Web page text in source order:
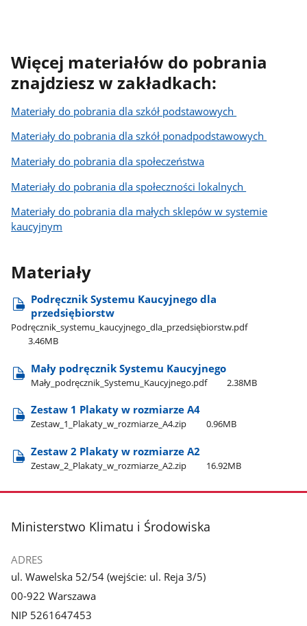
Więcej materiałów do pobrania
znajdziesz w zakładkach:
Materiały do pobrania dla szkół podstawowych
Materiały do pobrania dla szkół ponadpodstawowych
Materiały do pobrania dla społeczeństwa
Materiały do pobrania dla społeczności lokalnych
Materiały do pobrania dla małych sklepów w systemie
kaucyjnym
Materiały
Podręcznik Systemu Kaucyjnego dla
przedsiębiorstw
Podręcznik​_systemu​_kaucyjnego​_dla​_przedsiębiorstw.pdf
3.46MB
Mały podręcznik Systemu Kaucyjnego
Mały​_podręcznik​_Systemu​_Kaucyjnego.pdf 2.38MB
Zestaw 1 Plakaty w rozmiarze A4
Zestaw​_1​_Plakaty​_w​_rozmiarze​_A4.zip 0.96MB
Zestaw 2 Plakaty w rozmiarze A2
Zestaw​_2​_Plakaty​_w​_rozmiarze​_A2.zip 16.92MB
stopka
Ministerstwo Klimatu i Środowiska
ADRES
ul. Wawelska 52/54 (wejście: ul. Reja 3/5)
00-922 Warszawa
NIP 5261647453